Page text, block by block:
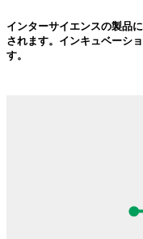
インターサイエンスの製品
されます。インキュベーシ
す。